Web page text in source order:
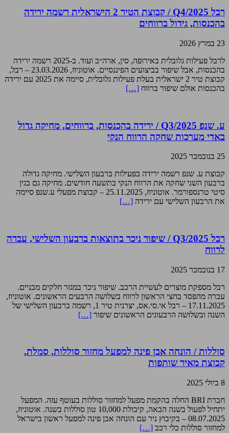
רבל Q4/2025 / קבוצת הטיר 2 הישראלית רשמה ירידה
בהכנסות, גידול ברווחים
23 במרץ 2026
לרבל פעילות גלובלית באירופה, סין, ארה״ב ועוד. ב-2025 רשמה ירידה
בהכנסות, אבל שיפור בביצועים הפיננסיים. אוטוניוז, 23.03.2026 – רבל,
קבוצת טיר 2 ישראלית בעלת פעילות גלובלית, סיימה את 2025 עם ירידה
בהכנסות אולם שיפור ברווח […]
ע. שנפ Q3/2025 / ירידה בהכנסות, ברווחים, מחיקה גדול
באדי מערכות שחקה הרווח הנקי
25 בנובמבר 2025
קבוצת ע. שנפ רשמה ירידה בפעילות ברבעון השלישי. מחיקה גדולה
ברבעון השני שחקה את הרווח הנקי בתשעה חודשים. מחיקה גם בגין
סיטי טרנספורמר. אוטוניוז, 25.11.2025 – קבוצת מפעלי ע.שנפ סיימה
את הרבעון השלישי עם ירידה […]
רבל Q3/2025 / שיפור ניכר בתוצאות ברבעון השלישי, עברה
לרווח
17 בנובמבר 2025
רבל מספקת מוצרים לעשיית הרכב. שיפור ניכר במגזר חלקים מבניים.
עברה מהפסד בחצי הראשון לרווח בשלושה הרבעים הראשונים. אוטוניוז,
17.11.2025 – רבל אי.סי.אס, יצרנית טיר 1, רשמה ברבעון השלישי של
השנה ובשלושה הרבעונים הראשונים שיפור […]
סוללות / הונחה אבן פינה למפעל מחזור סוללות, סמלת,
קבוצת מאיר שותפות
8 ביולי 2025
חברת BRI החלה בהקמת מפעל למחזור סוללות בעוטף עזה. המפעל
יתחיל לפעול בשנה הבאה, קיבולת 10,000 טון סוללות בשנה. אוטוניוז,
08.07.2025 – בקיבוץ ניר עם הונחה אבן פינה למפעל ראשון בישראל
למחזור סוללות כלי רכב […]